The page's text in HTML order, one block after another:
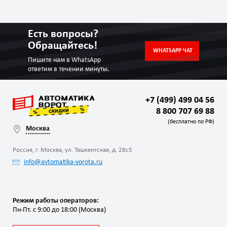
Есть вопросы?
Обращайтесь!
Пишите нам в WhatsApp
ответим в течении минуты.
WHATSAPP ЧАТ
Москва
Россия, г. Москва, ул. Ташкентская, д. 28с5
info@avtomatika-vorota.ru
+7 (499) 499 04 56
8 800 707 69 88
(бесплатно по РФ)
Режим работы операторов:
Пн-Пт. с 9:00 до 18:00 (Москва)